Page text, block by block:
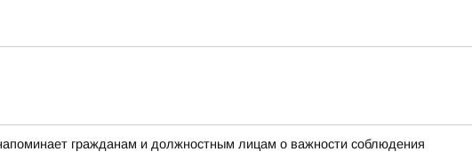
гражданам и должностным лицам о важности соблюдения